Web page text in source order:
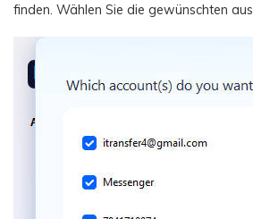
finden. Wählen Sie die gewünschten aus.